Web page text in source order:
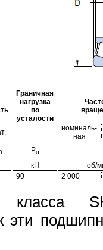
Граничная
нагрузка
по
усталости
номиналь-
ная
Pu
кН
об/
90 2 000
класса
эти